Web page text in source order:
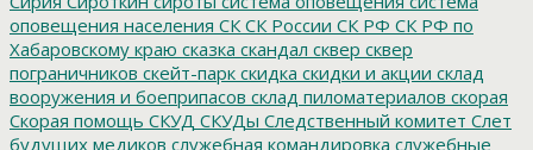
оповещения населения СК СК России СК РФ СК РФ по
Хабаровскому краю сказка скандал сквер сквер
пограничников скейт-парк скидка скидки и акции склад
вооружения и боеприпасов склад пиломатериалов скорая
Скорая помощь СКУД СКУДы Следственный комитет Слет
будущих медиков служебная командировка служебные